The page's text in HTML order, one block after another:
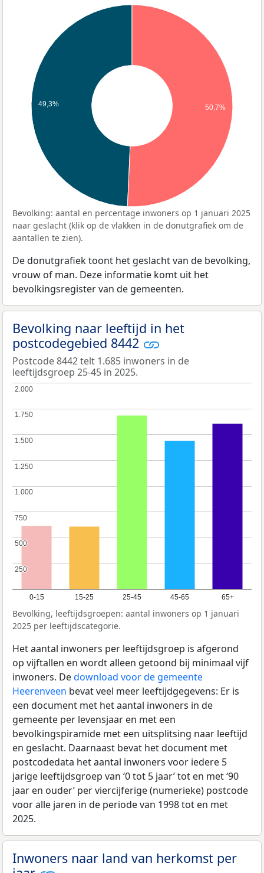
49,3% 50,7%
Bevolking: aantal en percentage inwoners op 1 januari 2025
naar geslacht (klik op de vlakken in de donutgrafiek om de
aantallen te zien).
De donutgrafiek toont het geslacht van de bevolking,
vrouw of man. Deze informatie komt uit het
bevolkingsregister van de gemeenten.
Bevolking naar leeftijd in het
postcodegebied 8442
Postcode 8442 telt 1.685 inwoners in de
leeftijdsgroep 25-45 in 2025.
0-15 15-25 25-45 45-65 65+
250
250
500
500
750
750
1.000
1.000
1.250
1.250
1.500
1.500
1.750
1.750
2.000
2.000
Bevolking, leeftijdsgroepen: aantal inwoners op 1 januari
2025 per leeftijdscategorie.
Het aantal inwoners per leeftijdsgroep is afgerond
op vijftallen en wordt alleen getoond bij minimaal vijf
inwoners. Dedownload voor de gemeente
Heerenveen bevat veel meer leeftijdgegevens: Er is
een document met het aantal inwoners in de
gemeente per levensjaar en met een
bevolkingspiramide met een uitsplitsing naar leeftijd
en geslacht. Daarnaast bevat het document met
postcodedata het aantal inwoners voor iedere 5
jarige leeftijdsgroep van ‘0 tot 5 jaar’ tot en met ‘90
jaar en ouder’ per viercijferige (numerieke) postcode
voor alle jaren in de periode van 1998 tot en met
2025.
Inwoners naar land van herkomst per